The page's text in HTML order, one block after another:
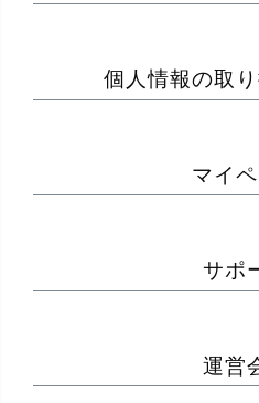
個人情報の取
マイ
サポ
運営